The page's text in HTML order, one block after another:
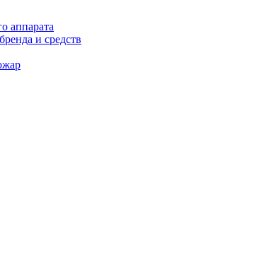
аппарата
и средств